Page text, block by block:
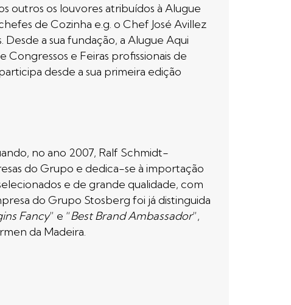
outros os louvores atribuídos à Alugue
de Cozinha e.g. o Chef José Avillez
a sua fundação, a Alugue Aqui
e Feiras profissionais de
desde a sua primeira edição
no ano 2007, Ralf Schmidt-
do Grupo e dedica-se à importação
e de grande qualidade, com
do Grupo Stosberg foi já distinguida
Fancy” e “Best Brand Ambassador”,
da Madeira.